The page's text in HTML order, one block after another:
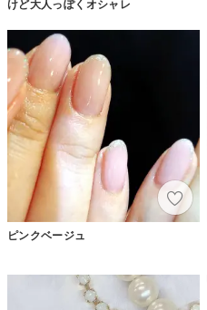
けど大人っぽくオシャレ
ピンクベージュ